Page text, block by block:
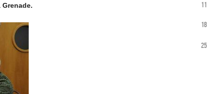
11
18
25